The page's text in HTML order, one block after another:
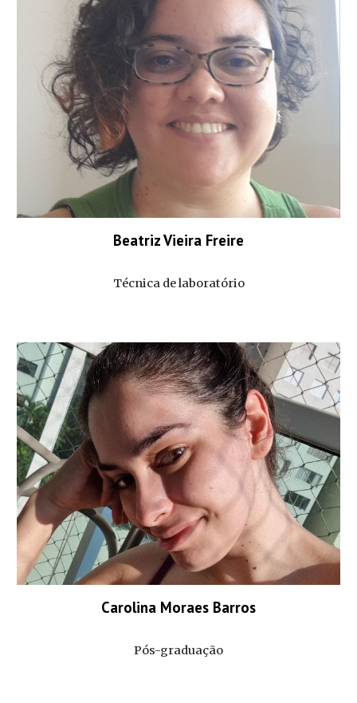
Beatriz Vieira Freire
Técnica de laboratório
Carolina Moraes Barros
Pós-graduação